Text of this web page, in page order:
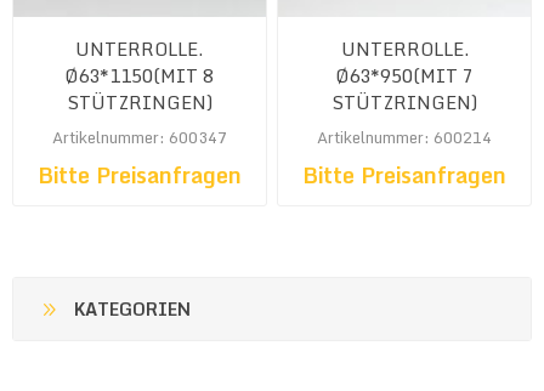
UNTERROLLE.
Ø63*1150(MIT 8
STÜTZRINGEN)
Artikelnummer: 600347
Bitte Preisanfragen
UNTERROLLE.
Ø63*950(MIT 7
STÜTZRINGEN)
Artikelnummer: 600214
Bitte Preisanfragen
KATEGORIEN